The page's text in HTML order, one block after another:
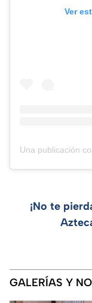
Ver
¡No te
GALERÍAS Y